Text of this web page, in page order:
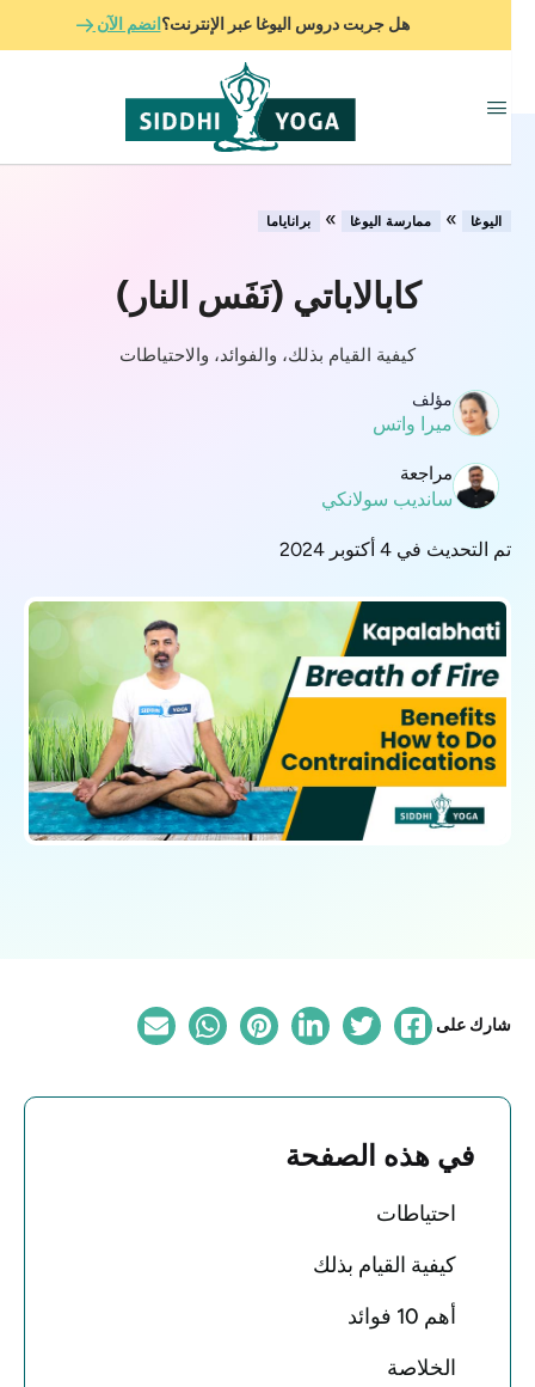
هل جربت دروس اليوغا عبر الإنترنت؟انضم الآن
اليوغا » ممارسة اليوغا » براناياما
كابالاباتي (نَفَس النار)
كيفية القيام بذلك، والفوائد، والاحتياطات
مؤلف
ميرا واتس
مراجعة
سانديب سولانكي
تم التحديث في 4 أكتوبر 2024
شارك على
في هذه الصفحة
احتياطات
كيفية القيام بذلك
أهم 10 فوائد
الخلاصة